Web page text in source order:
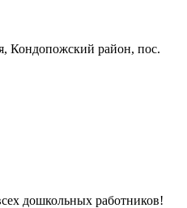
Кондопожский район, пос.
дошкольных работников!